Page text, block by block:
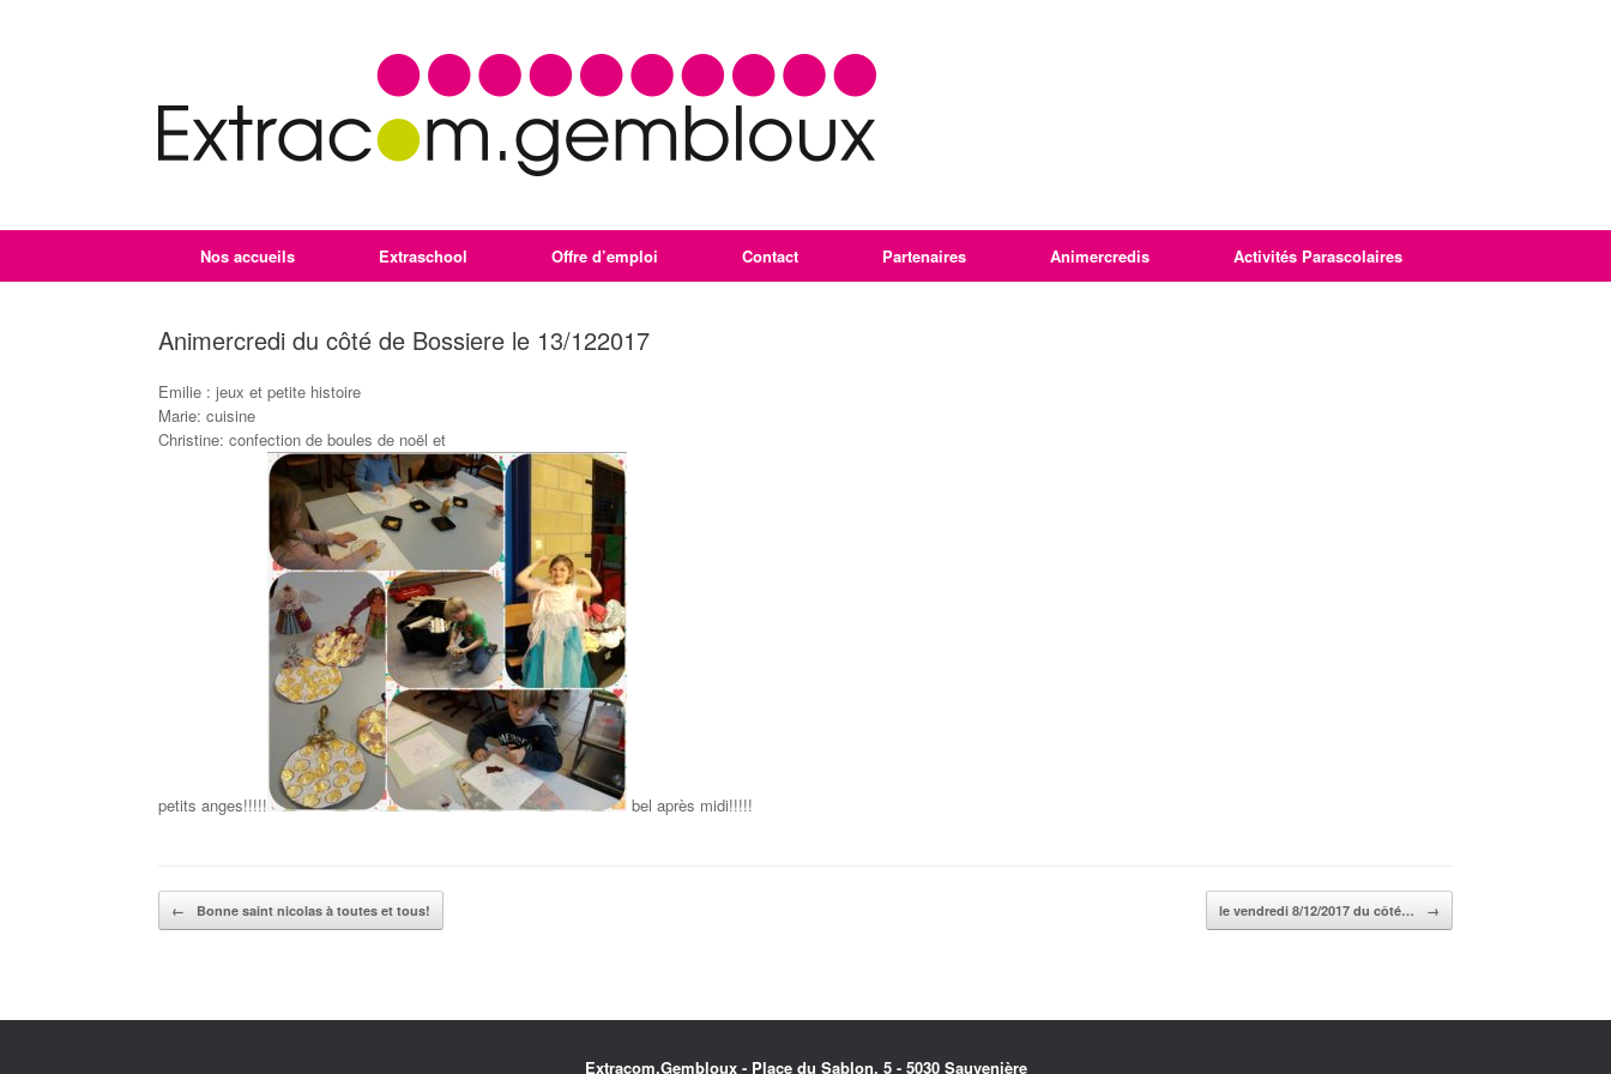
Nos accueils Extraschool Offre d’emploi Contact Partenaires Animercredis Activités Parascolaires
Animercredi du côté de Bossiere le 13/122017
Emilie : jeux et petite histoire
Marie: cuisine
Christine: confection de boules de noël et
petits anges!!!!! bel après midi!!!!!
Post navigation
← Bonne saint nicolas à toutes et tous! le vendredi 8/12/2017 du côté… →
Extracom.Gembloux - Place du Sablon, 5 - 5030 Sauvenière